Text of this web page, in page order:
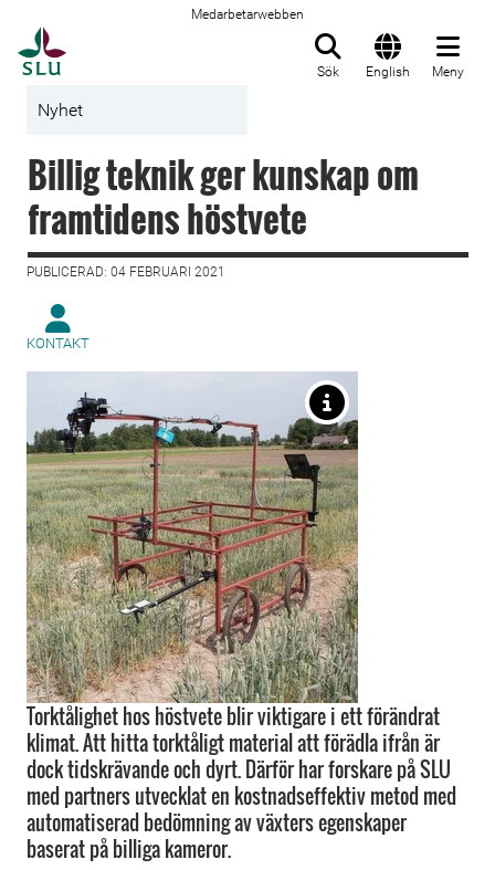
Medarbetarwebben
Sök English Meny
Nyhet
Billig teknik ger kunskap om
framtidens höstvete
PUBLICERAD: 04 FEBRUARI 2021
KONTAKT
Torktålighet hos höstvete blir viktigare i ett förändrat
klimat. Att hitta torktåligt material att förädla ifrån är
dock tidskrävande och dyrt. Därför har forskare på SLU
med partners utvecklat en kostnadseffektiv metod med
automatiserad bedömning av växters egenskaper
baserat på billiga kameror.